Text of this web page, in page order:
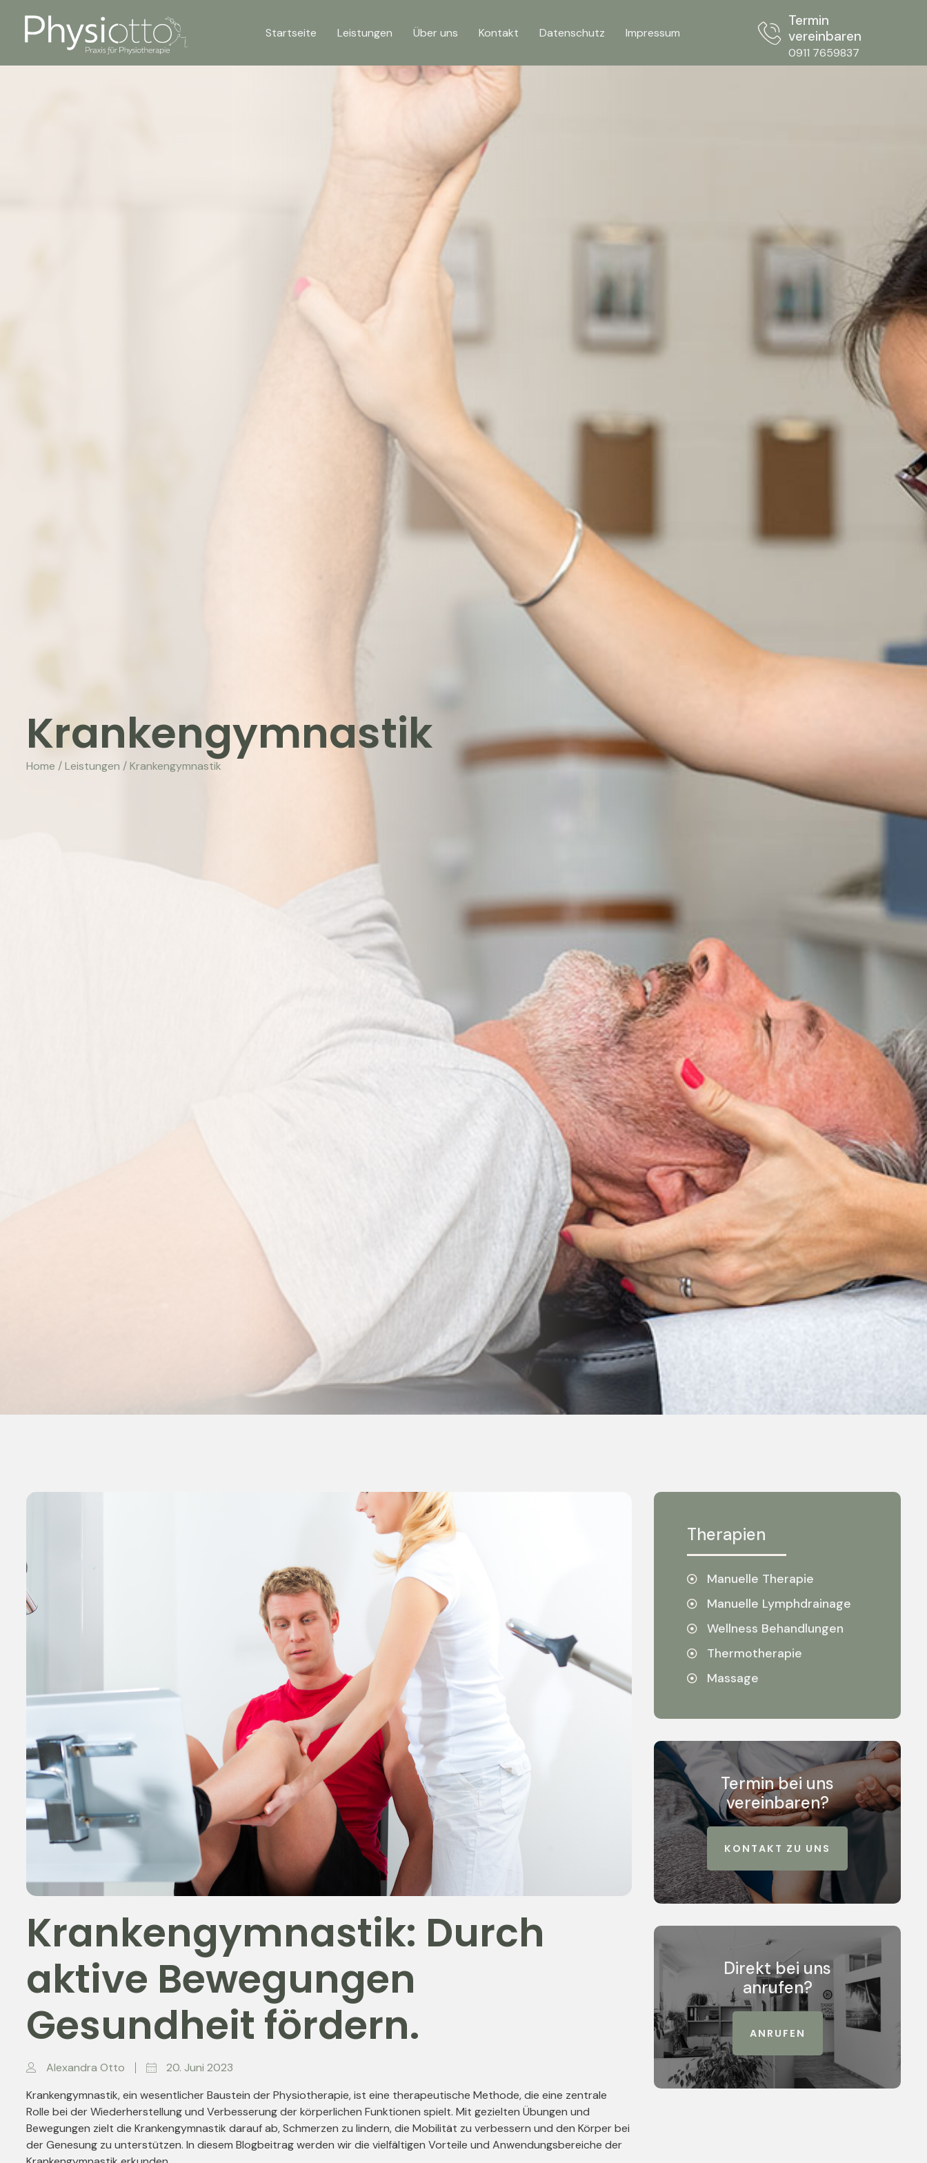
Startseite Leistungen Über uns Kontakt Datenschutz Impressum
Termin
vereinbaren
0911 7659837
Krankengymnastik
Home / Leistungen / Krankengymnastik
Krankengymnastik: Durch
aktive Bewegungen
Gesundheit fördern.
Alexandra Otto
20. Juni 2023
Krankengymnastik, ein wesentlicher Baustein der Physiotherapie, ist eine therapeutische Methode, die eine zentrale
Rolle bei der Wiederherstellung und Verbesserung der körperlichen Funktionen spielt. Mit gezielten Übungen und
Bewegungen zielt die Krankengymnastik darauf ab, Schmerzen zu lindern, die Mobilität zu verbessern und den Körper bei
der Genesung zu unterstützen. In diesem Blogbeitrag werden wir die vielfältigen Vorteile und Anwendungsbereiche der
Therapien
Manuelle Therapie
Manuelle Lymphdrainage
Wellness Behandlungen
Thermotherapie
Massage
Termin bei uns
vereinbaren?
KONTAKT ZU UNS
Direkt bei uns
anrufen?
ANRUFEN